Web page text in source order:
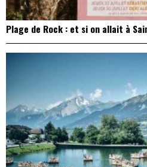
Plage de Rock : et si on allait à